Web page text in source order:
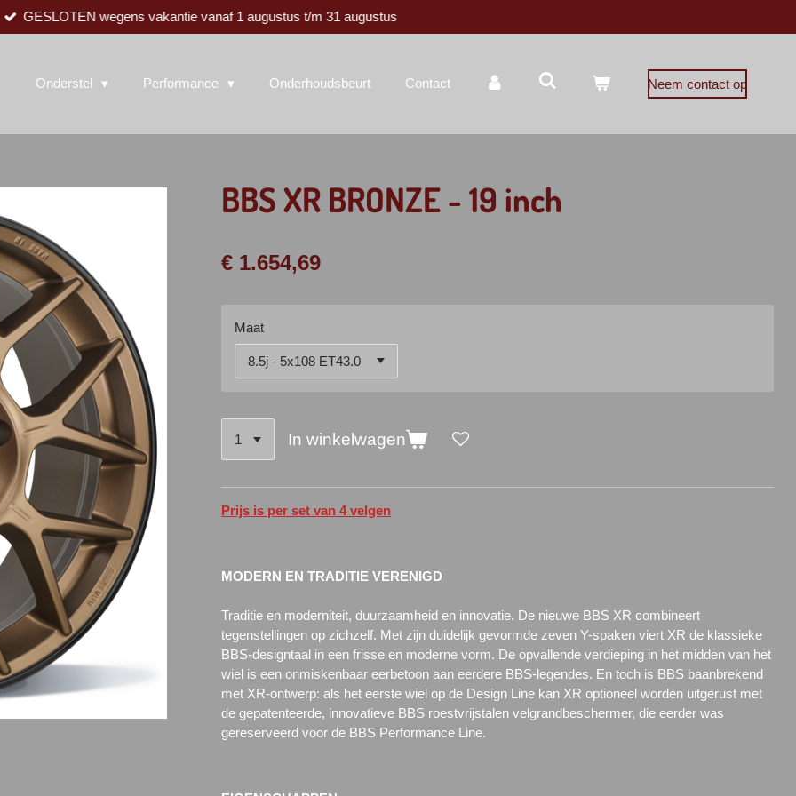
GESLOTEN wegens vakantie vanaf 1 augustus t/m 31 augustus
Onderstel Performance Onderhoudsbeurt Contact Neem contact op
BBS XR BRONZE - 19 inch
€ 1.654,69
Maat
In winkelwagen
Prijs is per set van 4 velgen
MODERN EN TRADITIE VERENIGD
Traditie en moderniteit, duurzaamheid en innovatie. De nieuwe BBS XR combineert
tegenstellingen op zichzelf. Met zijn duidelijk gevormde zeven Y-spaken viert XR de klassieke
BBS-designtaal in een frisse en moderne vorm. De opvallende verdieping in het midden van het
wiel is een onmiskenbaar eerbetoon aan eerdere BBS-legendes. En toch is BBS baanbrekend
met XR-ontwerp: als het eerste wiel op de Design Line kan XR optioneel worden uitgerust met
de gepatenteerde, innovatieve BBS roestvrijstalen velgrandbeschermer, die eerder was
gereserveerd voor de BBS Performance Line.